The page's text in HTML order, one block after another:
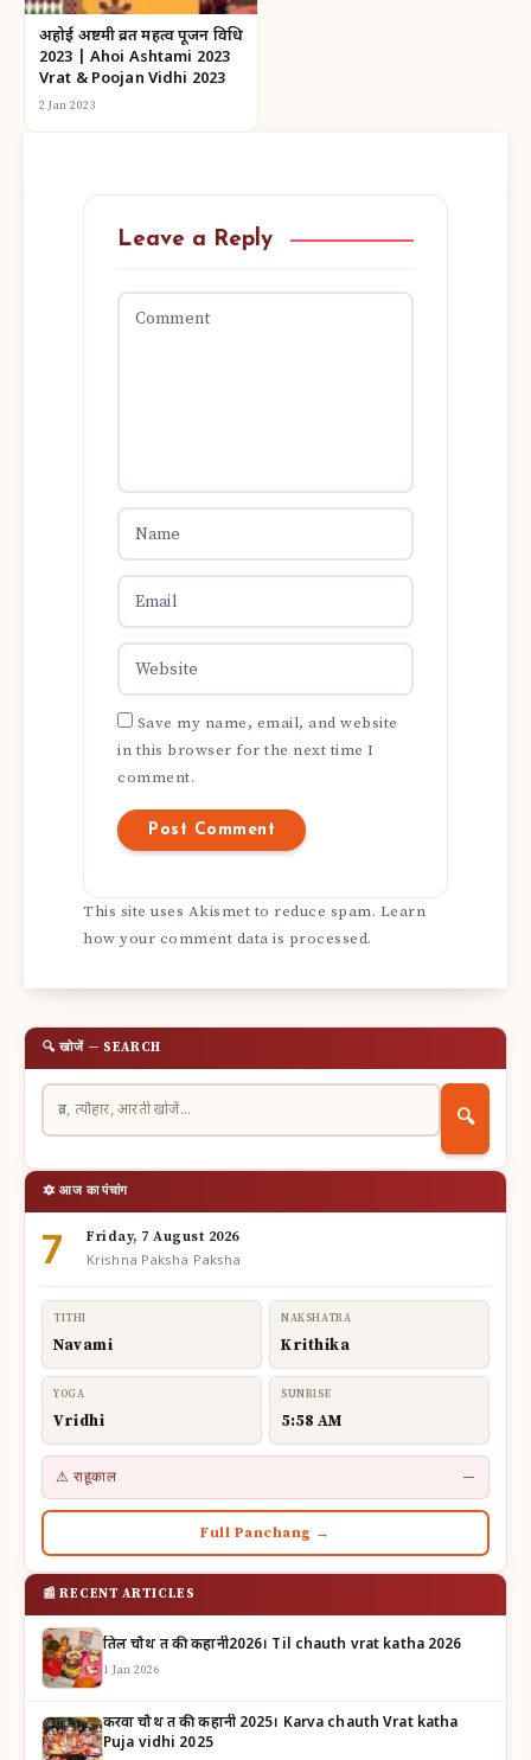
अहोई अष्टमी व्रत महत्व पूजन विधि
2023 | Ahoi Ashtami 2023
Vrat & Poojan Vidhi 2023
2 Jan 2023
Leave a Reply
Save my name, email, and website
in this browser for the next time I
comment.
This site uses Akismet to reduce spam. Learn
how your comment data is processed.
🔍 खोजें — SEARCH
🔍
🔯 आज का पंचांग
7 Friday, 7 August 2026
Krishna Paksha Paksha
TITHI
Navami
NAKSHATRA
Krithika
YOGA
Vridhi
SUNRISE
5:58 AM
⚠ राहूकाल —
Full Panchang →
📰 RECENT ARTICLES
तिल चौथ व्रत की कहानी2026। Til chauth vrat katha 2026
1 Jan 2026
करवा चौथ व्रत की कहानी 2025। Karva chauth Vrat katha
Puja vidhi 2025